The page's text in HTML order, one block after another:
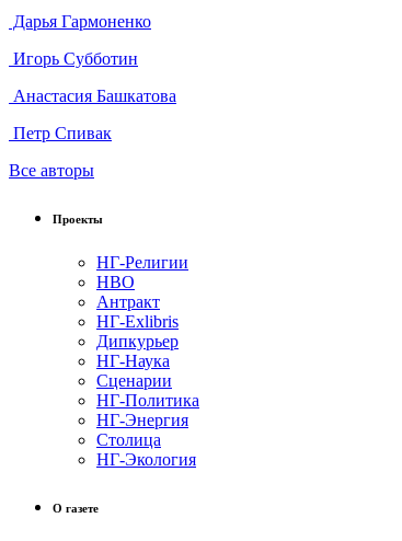
Дарья Гармоненко
Игорь Субботин
Анастасия Башкатова
Петр Спивак
Все авторы
Проекты
НГ-Религии
НВО
Антракт
НГ-Exlibris
Дипкурьер
НГ-Наука
Сценарии
НГ-Политика
НГ-Энергия
Столица
НГ-Экология
О газете